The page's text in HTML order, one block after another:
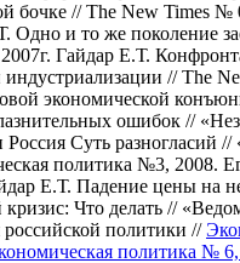
бочке // The New Times №
Одно и то же поколение
Гайдар Е.Т.
// The
экономической
ошибок //
Суть разногласий //
политика №3, 2008.
Е.Т. Падение цены на
Что делать //
политики //
политика № 6,